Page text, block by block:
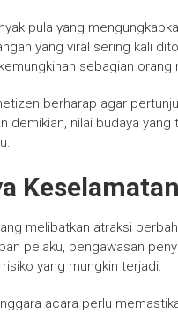
pula yang
yang viral sering kali
sebagian
berharap agar
demikian, nilai budaya
melibatkan atraksi
pelaku, pengawasan
yang mungkin terjadi.
acara perlu